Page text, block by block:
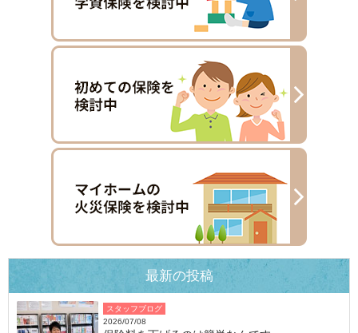
最新の投稿
スタッフブログ
2026/07/08